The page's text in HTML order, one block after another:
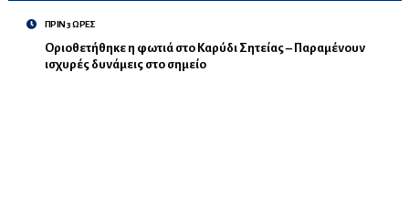
ΠΡΙΝ 3 ΩΡΕΣ
Οριοθετήθηκε η φωτιά στο Καρύδι Σητείας – Παραμένουν
ισχυρές δυνάμεις στο σημείο